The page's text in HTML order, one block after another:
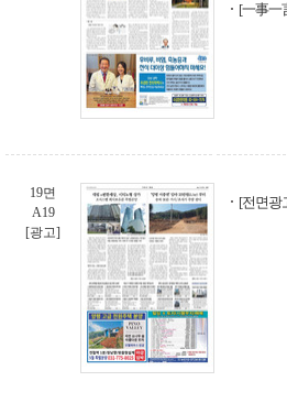
[一事一
19면
A19
[광고]
[전면광